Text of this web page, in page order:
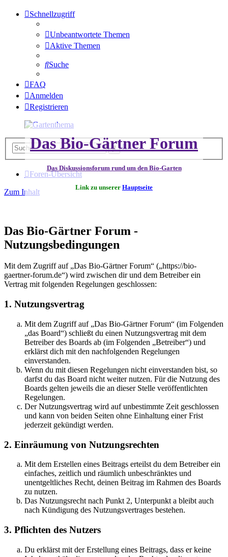
Schnellzugriff
Unbeantwortete Themen
Aktive Themen
Suche
FAQ
Anmelden
Registrieren
Das Bio-Gärtner Forum
Das Diskussionsforum rund um den Bio-Garten
Link zu unserer Hauptseite
SucheErweiterte
Foren-Übersicht
Zum Inhalt
Das Bio-Gärtner Forum -
Nutzungsbedingungen
Mit dem Zugriff auf „Das Bio-Gärtner Forum“ („https://bio-
gaertner-forum.de“) wird zwischen dir und dem Betreiber ein
Vertrag mit folgenden Regelungen geschlossen:
1. Nutzungsvertrag
Mit dem Zugriff auf „Das Bio-Gärtner Forum“ (im Folgenden
„das Board“) schließt du einen Nutzungsvertrag mit dem
Betreiber des Boards ab (im Folgenden „Betreiber“) und
erklärst dich mit den nachfolgenden Regelungen
einverstanden.
Wenn du mit diesen Regelungen nicht einverstanden bist, so
darfst du das Board nicht weiter nutzen. Für die Nutzung des
Boards gelten jeweils die an dieser Stelle veröffentlichten
Regelungen.
Der Nutzungsvertrag wird auf unbestimmte Zeit geschlossen
und kann von beiden Seiten ohne Einhaltung einer Frist
jederzeit gekündigt werden.
2. Einräumung von Nutzungsrechten
Mit dem Erstellen eines Beitrags erteilst du dem Betreiber ein
einfaches, zeitlich und räumlich unbeschränktes und
unentgeltliches Recht, deinen Beitrag im Rahmen des Boards
zu nutzen.
Das Nutzungsrecht nach Punkt 2, Unterpunkt a bleibt auch
nach Kündigung des Nutzungsvertrages bestehen.
3. Pflichten des Nutzers
Du erklärst mit der Erstellung eines Beitrags, dass er keine